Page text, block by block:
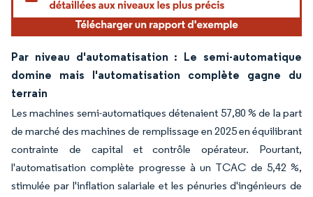
Par niveau d'automatisation : Le semi-automatique
domine mais l'automatisation complète gagne du
terrain
Les machines semi-automatiques détenaient 57,80 % de la part
de marché des machines de remplissage en 2025 en équilibrant
contrainte de capital et contrôle opérateur. Pourtant,
l'automatisation complète progresse à un TCAC de 5,42 %,
stimulée par l'inflation salariale et les pénuries d'ingénieurs de